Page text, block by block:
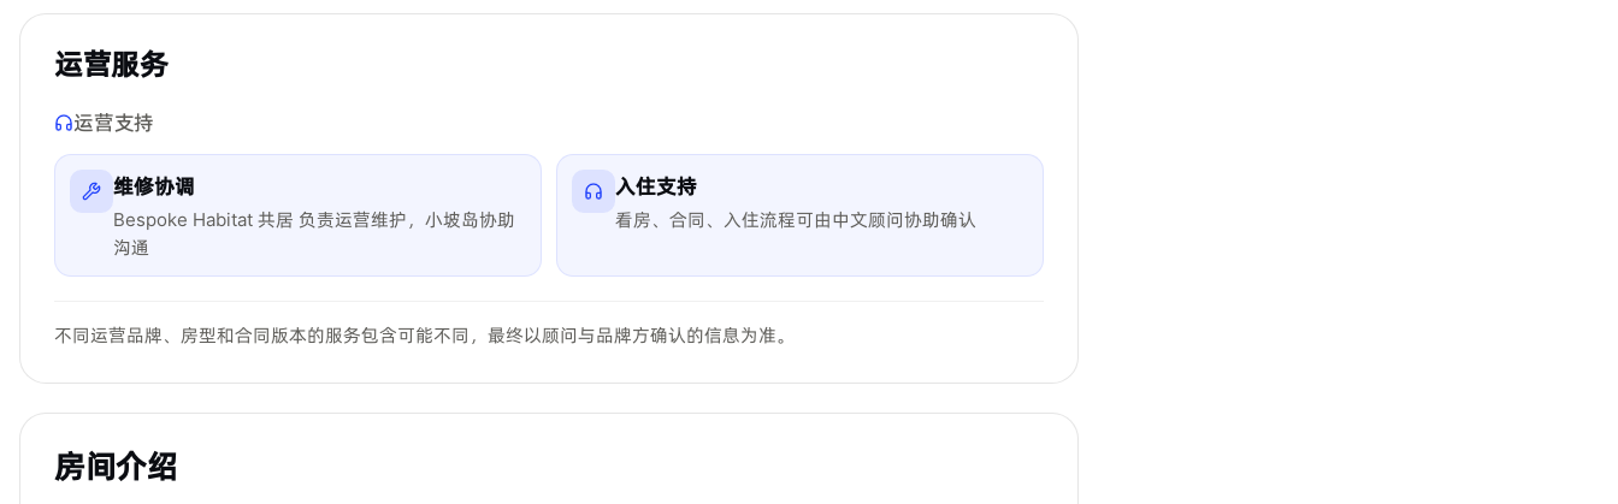
运营服务
运营支持
维修协调
Bespoke Habitat 共居 负责运营维护，小坡岛协助
沟通
入住支持
看房、合同、入住流程可由中文顾问协助确认
不同运营品牌、房型和合同版本的服务包含可能不同，最终以顾问与品牌方确认的信息为准。
房间介绍